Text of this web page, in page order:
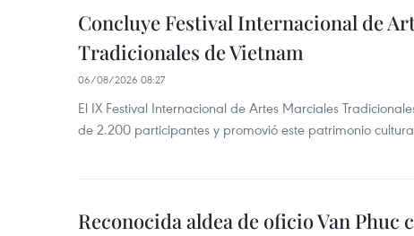
Concluye Festival Internacional de
Tradicionales de Vietnam
06/08/2026 08:27
El IX Festival Internacional de Artes Marciales
de 2.200 participantes y promovió este patrimonio
Reconocida aldea de oficio Van Phuc